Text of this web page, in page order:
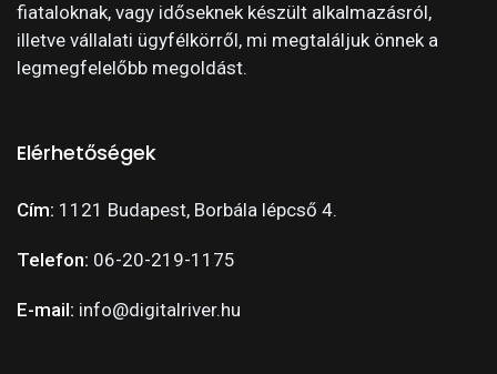
fiataloknak, vagy időseknek készült alkalmazásról,
illetve vállalati ügyfélkörről, mi megtaláljuk önnek a
legmegfelelőbb megoldást.
Elérhetőségek
Cím: 1121 Budapest, Borbála lépcső 4.
Telefon: 06-20-219-1175
E-mail: info@digitalriver.hu